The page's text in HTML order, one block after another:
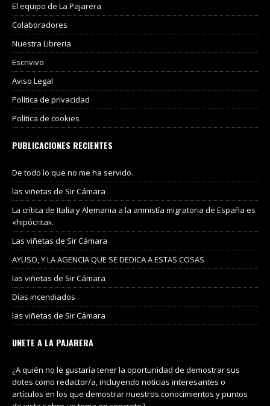
El equipo de La Pajarera
Colaboradores
Nuestra Libreria
Escrivivo
Aviso Legal
Política de privacidad
Política de cookies
PUBLICACIONES RECIENTES
De todo lo que no me ha servido.
las viñetas de Sir Cámara
La crítica de Italia y Alemania a la amnistía migratoria de España es
«hipócrita».
Las viñetas de Sir Cámara
AYUSO, Y LA AGENCIA QUE SE DEDICA A ESTAS COSAS
las viñetas de Sir Cámara
Días incendiados
las viñetas de Sir Cámara
UNETE A LA PAJARERA
¿A quién no le gustaría tener la oportunidad de demostrar sus
dotes como redactor/a, incluyendo noticias interesantes o
artículos en los que demostrar nuestros conocimientos y puntos